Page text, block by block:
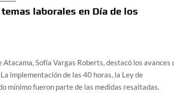
laborales en Día de los
Sofía Vargas Roberts, destacó los avances
implementación de las 40 horas, la Ley de
mínimo fueron parte de las medidas resaltadas.